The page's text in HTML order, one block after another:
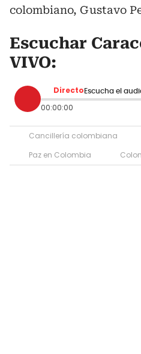
colombiano, Gustavo
Escuchar
VIVO:
Directo Escucha el
00:00:00
Cancillería colombiana
Paz en Colombia